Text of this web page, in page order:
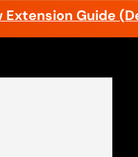
Extension Guide